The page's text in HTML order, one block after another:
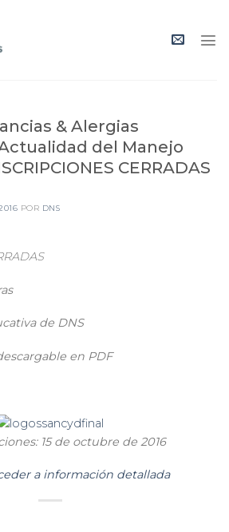
& Alergias
del Manejo
CERRADAS
POR DNS
de DNS
en PDF
15 de octubre de 2016
a información detallada